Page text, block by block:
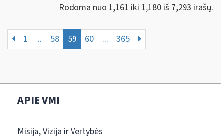
Rodoma nuo 1,161 iki 1,180 iš 7,293 irašų.
1 ... 58 59 60 ... 365
APIE VMI
Misija, Vizija ir Vertybės